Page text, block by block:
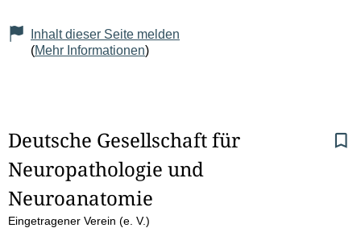
Inhalt dieser Seite melden
(Mehr Informationen)
S
e
i
Deutsche Gesellschaft für
Neuropathologie und
Neuroanatomie
Eingetragener Verein (e. V.)